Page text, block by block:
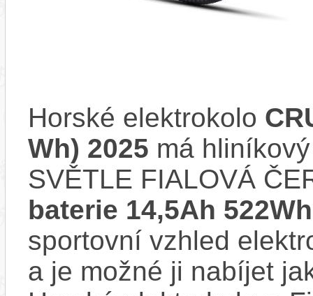
Horské elektrokolo
Wh) 2025 má
SVĚTLE FIALOVÁ
baterie 14,5Ah
sportovní vzhled
a je možné ji nabíjet